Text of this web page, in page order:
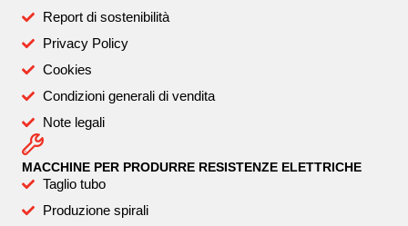
Report di sostenibilità
Privacy Policy
Cookies
Condizioni generali di vendita
Note legali
MACCHINE PER PRODURRE RESISTENZE ELETTRICHE
Taglio tubo
Produzione spirali